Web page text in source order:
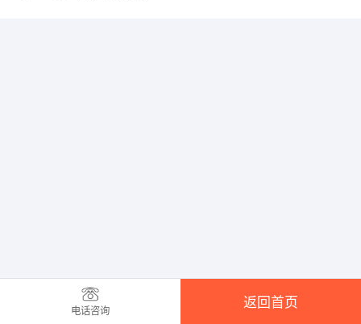
电话咨询
返回首页